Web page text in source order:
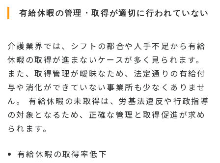
有給休暇の管理・取得が適切に行われていない
介護業界では、シフトの都合や人手不足から有給
休暇の取得が進まないケースが多く見られます。
また、取得管理が曖昧なため、法定通りの有給付
与や消化ができていない事業所も少なくありませ
ん。 有給休暇の未取得は、労基法違反や行政指導
の対象となるため、正確な管理と取得促進が求め
られます。
有給休暇の取得率低下